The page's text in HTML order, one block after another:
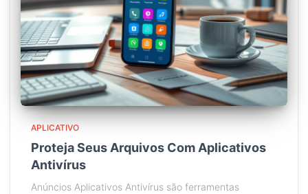
APLICATIVO
Proteja Seus Arquivos Com Aplicativos
Antivírus
Anúncios Aplicativos Antivírus são ferramentas